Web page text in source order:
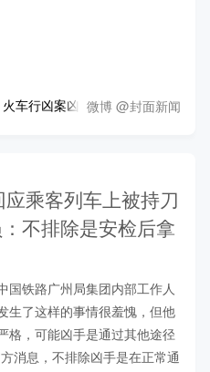
车行凶案凶手逃离未果返回补刀
微博 @封面新闻
乘客列车上被持刀
不排除是安检后拿
国铁路广州局集团内部工作人
生了这样的事情很羞愧，但他
格，可能凶手是通过其他途径
消息，不排除凶手是在正常通